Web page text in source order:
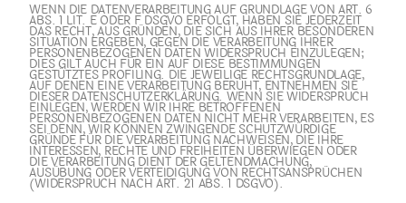
WENN DIE DATENVERARBEITUNG AUF GRUNDLAGE VON ART. 6
ABS. 1 LIT. E ODER F DSGVO ERFOLGT, HABEN SIE JEDERZEIT
DAS RECHT, AUS GRÜNDEN, DIE SICH AUS IHRER BESONDEREN
SITUATION ERGEBEN, GEGEN DIE VERARBEITUNG IHRER
PERSONENBEZOGENEN DATEN WIDERSPRUCH EINZULEGEN;
DIES GILT AUCH FÜR EIN AUF DIESE BESTIMMUNGEN
GESTÜTZTES PROFILING. DIE JEWEILIGE RECHTSGRUNDLAGE,
AUF DENEN EINE VERARBEITUNG BERUHT, ENTNEHMEN SIE
DIESER DATENSCHUTZERKLÄRUNG. WENN SIE WIDERSPRUCH
EINLEGEN, WERDEN WIR IHRE BETROFFENEN
PERSONENBEZOGENEN DATEN NICHT MEHR VERARBEITEN, ES
SEI DENN, WIR KÖNNEN ZWINGENDE SCHUTZWÜRDIGE
GRÜNDE FÜR DIE VERARBEITUNG NACHWEISEN, DIE IHRE
INTERESSEN, RECHTE UND FREIHEITEN ÜBERWIEGEN ODER
DIE VERARBEITUNG DIENT DER GELTENDMACHUNG,
AUSÜBUNG ODER VERTEIDIGUNG VON RECHTSANSPRÜCHEN
(WIDERSPRUCH NACH ART. 21 ABS. 1 DSGVO).